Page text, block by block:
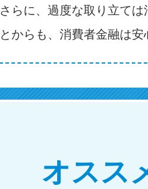
さらに、過度な取り立て
とからも、消費者金融は
オスス